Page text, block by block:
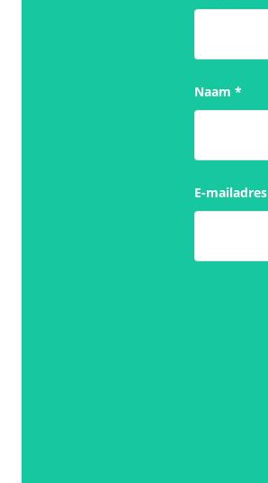
Naam *
E-mailadres